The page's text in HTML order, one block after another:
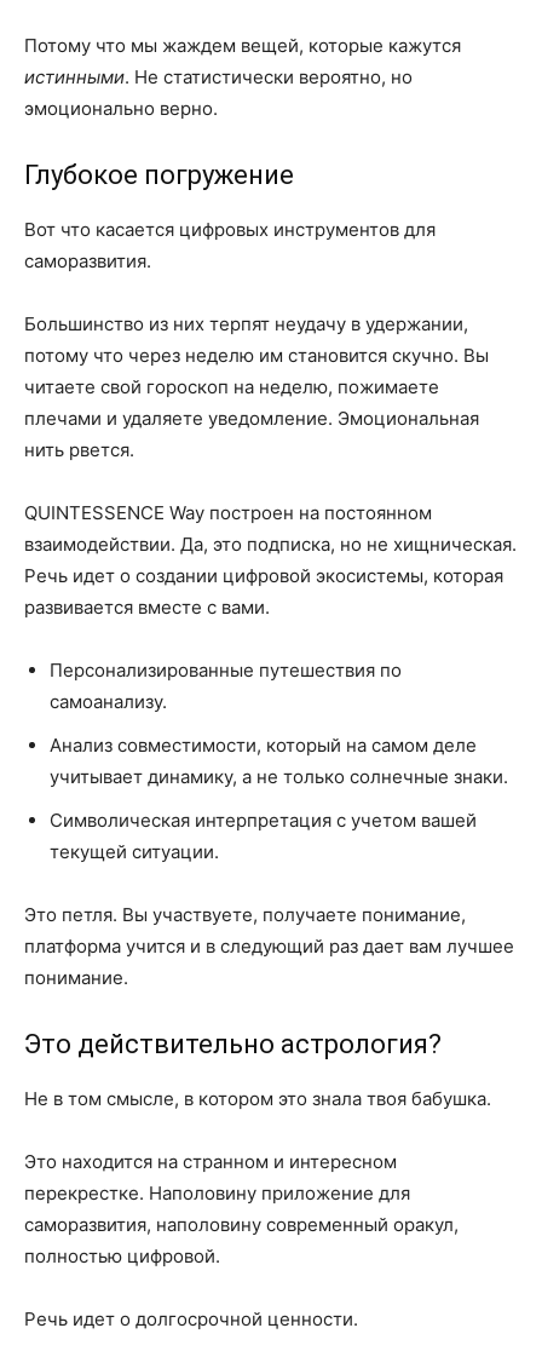
Потому что мы жаждем вещей, которые кажутся
истинными. Не статистически вероятно, но
эмоционально верно.
Глубокое погружение
Вот что касается цифровых инструментов для
саморазвития.
Большинство из них терпят неудачу в удержании,
потому что через неделю им становится скучно. Вы
читаете свой гороскоп на неделю, пожимаете
плечами и удаляете уведомление. Эмоциональная
нить рвется.
QUINTESSENCE Way построен на постоянном
взаимодействии. Да, это подписка, но не хищническая.
Речь идет о создании цифровой экосистемы, которая
развивается вместе с вами.
Персонализированные путешествия по
самоанализу.
Анализ совместимости, который на самом деле
учитывает динамику, а не только солнечные знаки.
Символическая интерпретация с учетом вашей
текущей ситуации.
Это петля. Вы участвуете, получаете понимание,
платформа учится и в следующий раз дает вам лучшее
понимание.
Это действительно астрология?
Не в том смысле, в котором это знала твоя бабушка.
Это находится на странном и интересном
перекрестке. Наполовину приложение для
саморазвития, наполовину современный оракул,
полностью цифровой.
Речь идет о долгосрочной ценности.